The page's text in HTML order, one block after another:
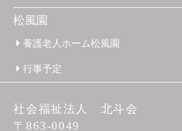
松風園
養護老人ホーム松風園
行事予定
社会福祉法人 北斗会
〒863-0049